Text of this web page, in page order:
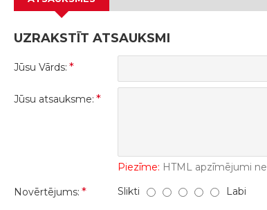
UZRAKSTĪT ATSAUKSMI
Jūsu Vārds:
Jūsu atsauksme:
Piezīme: HTML apzīmējumi
Novērtējums:
Slikti Labi